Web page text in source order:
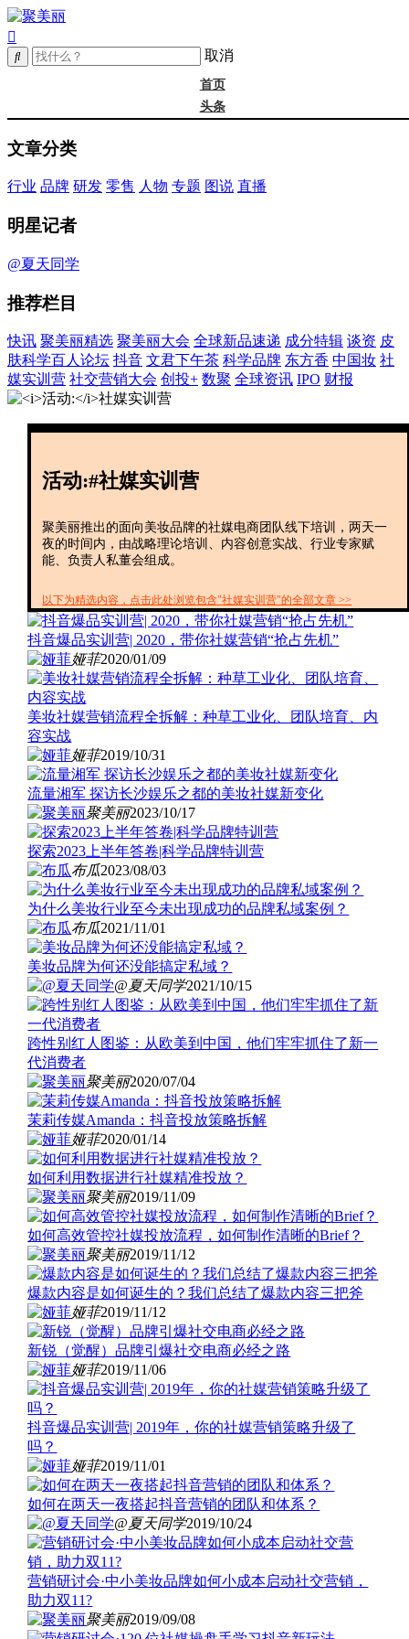
取消
首页
头条
成分
中国妆
实训营
数聚
文章分类
行业 品牌 研发 零售 人物 专题 图说 直播
明星记者
@夏天同学
推荐栏目
快讯 聚美丽精选 聚美丽大会 全球新品速递 成分特辑 谈资 皮
肤科学百人论坛 抖音 文君下午茶 科学品牌 东方香 中国妆 社
媒实训营 社交营销大会 创投+ 数聚 全球资讯 IPO 财报
活动:#社媒实训营
聚美丽推出的面向美妆品牌的社媒电商团队线下培训，两天一
夜的时间内，由战略理论培训、内容创意实战、行业专家赋
能、负责人私董会组成。
以下为精选内容，点击此处浏览包含"社媒实训营"的全部文章 >>
抖音爆品实训营| 2020，带你社媒营销“抢占先机”
娅菲2020/01/09
美妆社媒营销流程全拆解：种草工业化、团队培育、内
容实战
娅菲2019/10/31
流量湘军 探访长沙娱乐之都的美妆社媒新变化
聚美丽2023/10/17
探索2023上半年答卷|科学品牌特训营
布瓜2023/08/03
为什么美妆行业至今未出现成功的品牌私域案例？
布瓜2021/11/01
美妆品牌为何还没能搞定私域？
@夏天同学2021/10/15
跨性别红人图鉴：从欧美到中国，他们牢牢抓住了新一
代消费者
聚美丽2020/07/04
茉莉传媒Amanda：抖音投放策略拆解
娅菲2020/01/14
如何利用数据进行社媒精准投放？
聚美丽2019/11/09
如何高效管控社媒投放流程，如何制作清晰的Brief？
聚美丽2019/11/12
爆款内容是如何诞生的？我们总结了爆款内容三把斧
娅菲2019/11/12
新锐（觉醒）品牌引爆社交电商必经之路
娅菲2019/11/06
抖音爆品实训营| 2019年，你的社媒营销策略升级了
吗？
娅菲2019/11/01
如何在两天一夜搭起抖音营销的团队和体系？
@夏天同学2019/10/24
营销研讨会·中小美妆品牌如何小成本启动社交营销，
助力双11?
聚美丽2019/09/08